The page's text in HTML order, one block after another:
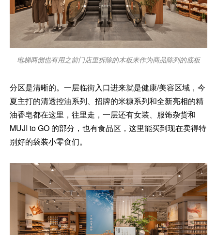
电梯两侧也有用之前门店里拆除的木板来作为商品陈列的底板
分区是清晰的。一层临街入口进来就是健康/美容区域，今
夏主打的清透控油系列、招牌的米糠系列和全新亮相的精
油香皂都在这里，往里走，一层还有女装、服饰杂货和
MUJI to GO 的部分，也有食品区，这里能买到现在卖得特
别好的袋装小零食们。